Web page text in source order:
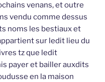
venans, et outre
vendu comme dessus
noms les bestiaux et
sur ledit lieu du
tz que ledit
payer et bailler auxdits
en la maison